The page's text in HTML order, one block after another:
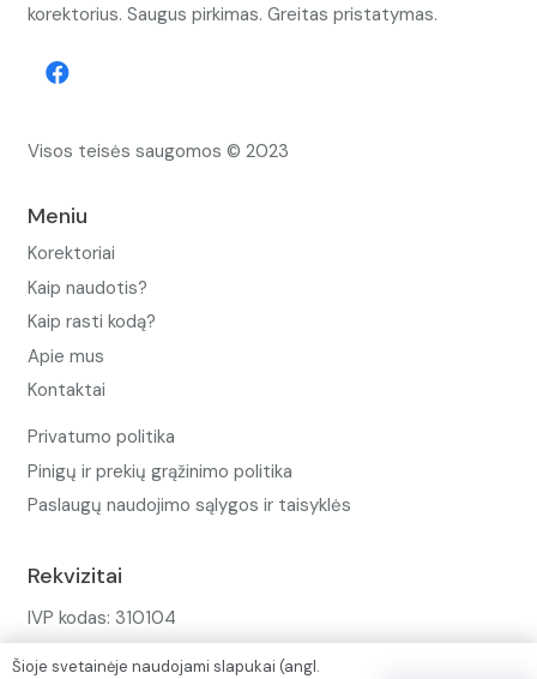
korektorius. Saugus pirkimas. Greitas pristatymas.
Visos teisės saugomos © 2023
Meniu
Korektoriai
Kaip naudotis?
Kaip rasti kodą?
Apie mus
Kontaktai
Privatumo politika
Pinigų ir prekių grąžinimo politika
Paslaugų naudojimo sąlygos ir taisyklės
Rekvizitai
IVP kodas: 310104
Šioje svetainėje naudojami slapukai (angl.